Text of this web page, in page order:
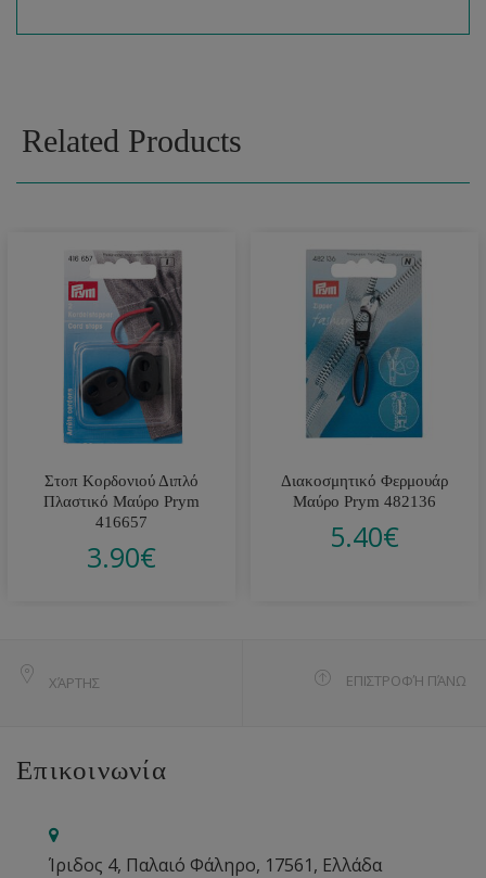
Related Products
Στοπ Κορδονιού Διπλό
Πλαστικό Μαύρο Prym
416657
3.90€
Διακοσμητικό Φερμουάρ
Μαύρο Prym 482136
5.40€
ΧΆΡΤΗΣ ΕΠΙΣΤΡΟΦΉ ΠΆΝΩ
Επικοινωνία
Ίριδος 4, Παλαιό Φάληρο, 17561, Ελλάδα